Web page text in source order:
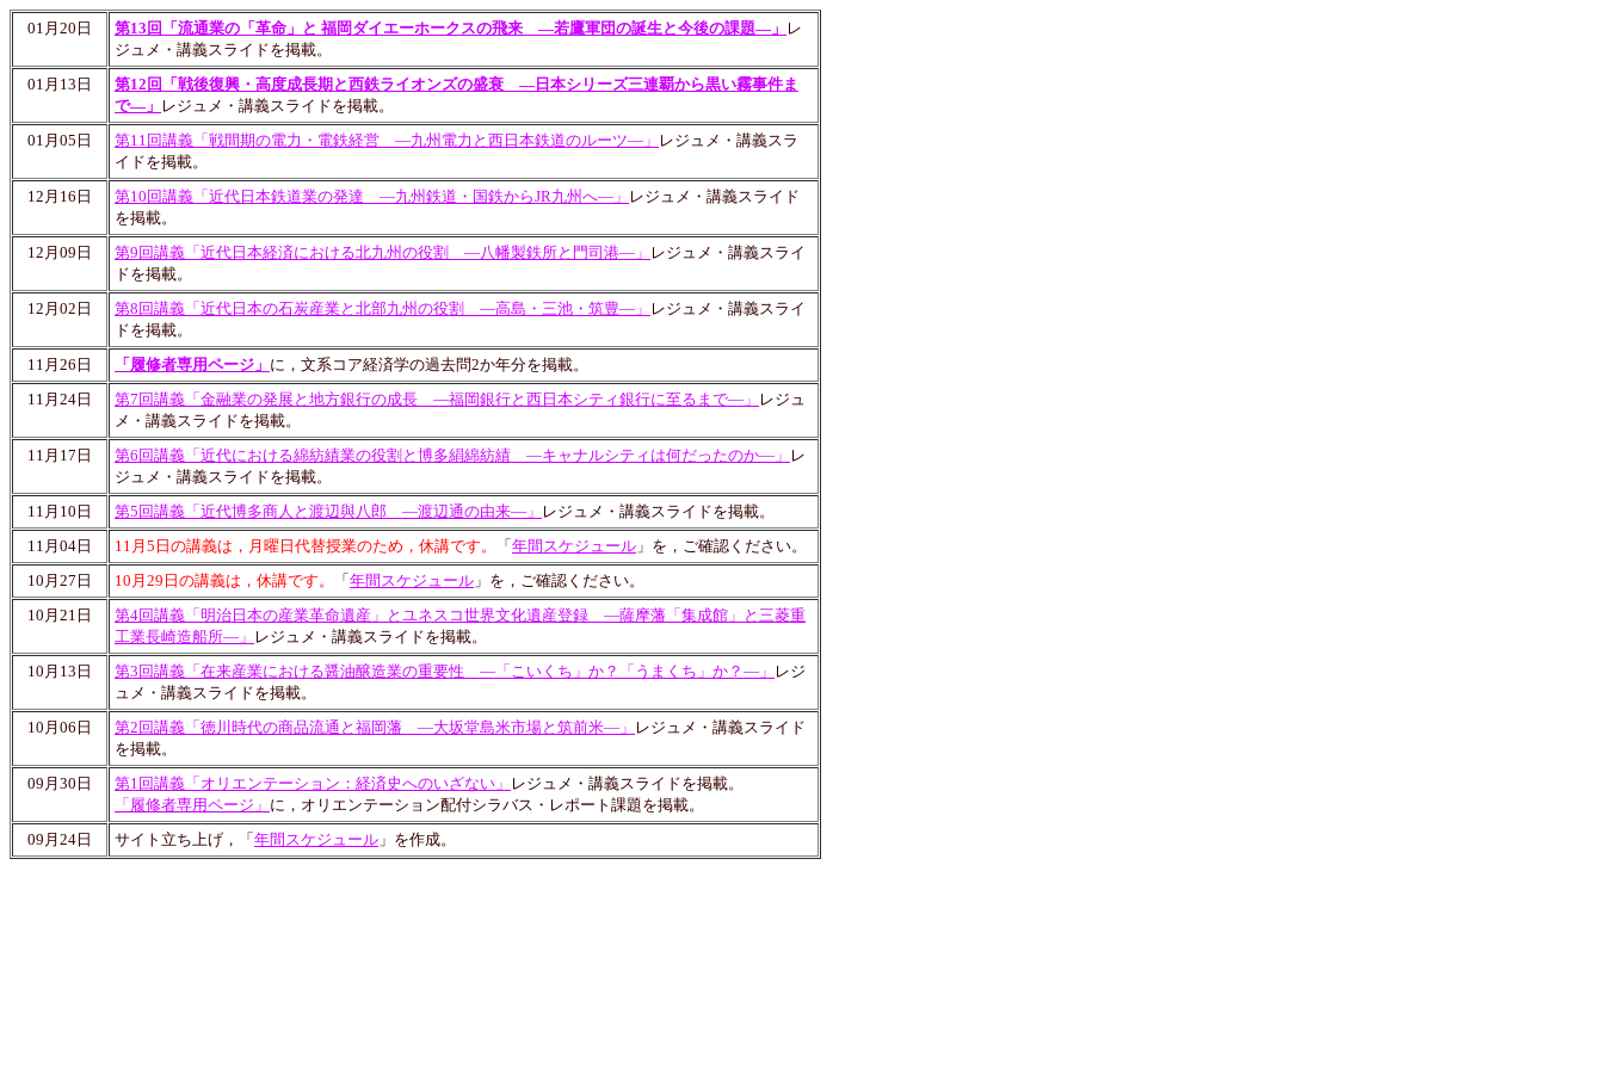
01月20日 第13回「流通業の「革命」と 福岡ダイエーホークスの飛来 ―若鷹軍団の誕生と今後の課題―」 レ
ジュメ・講義スライドを掲載。
01月13日
第12回「戦後復興・高度成長期と西鉄ライオンズの盛衰 ―日本シリーズ三連覇から黒い霧事件ま
で―」 レジュメ・講義スライドを掲載。
01月05日
第11回講義「戦間期の電力・電鉄経営 ―九州電力と西日本鉄道のルーツ―」 レジュメ・講義スラ
イドを掲載。
12月16日
第10回講義「近代日本鉄道業の発達 ―九州鉄道・国鉄からJR九州へ―」 レジュメ・講義スライド
を掲載。
12月09日
第9回講義「近代日本経済における北九州の役割 ―八幡製鉄所と門司港―」 レジュメ・講義スライ
ドを掲載。
12月02日
第8回講義「近代日本の石炭産業と北部九州の役割 ―高島・三池・筑豊―」 レジュメ・講義スライ
ドを掲載。
11月26日
「履修者専用ページ」 に，文系コア経済学の過去問2か年分を掲載。
11月24日
第7回講義「金融業の発展と地方銀行の成長 ―福岡銀行と西日本シティ銀行に至るまで―」 レジュ
メ・講義スライドを掲載。
11月17日
第6回講義「近代における綿紡績業の役割と博多絹綿紡績 ―キャナルシティは何だったのか―」 レ
ジュメ・講義スライドを掲載。
11月10日
第5回講義「近代博多商人と渡辺與八郎 ―渡辺通の由来―」 レジュメ・講義スライドを掲載。
11月04日
11月5日の講義は，月曜日代替授業のため，休講です。 「 年間スケジュール 」を，ご確認ください。
10月27日
10月29日の講義は，休講です。 「 年間スケジュール 」を，ご確認ください。
10月21日
第4回講義「明治日本の産業革命遺産」とユネスコ世界文化遺産登録 ―薩摩藩「集成館」と三菱重
工業長崎造船所―」 レジュメ・講義スライドを掲載。
10月13日
第3回講義「在来産業における醤油醸造業の重要性 ―「こいくち」か？「うまくち」か？―」 レジ
ュメ・講義スライドを掲載。
10月06日
第2回講義「徳川時代の商品流通と福岡藩 ―大坂堂島米市場と筑前米―」 レジュメ・講義スライド
を掲載。
09月30日
第1回講義「オリエンテーション：経済史へのいざない」 レジュメ・講義スライドを掲載。
「履修者専用ページ」 に，オリエンテーション配付シラバス・レポート課題を掲載。
09月24日
サイト立ち上げ，「 年間スケジュール 」を作成。